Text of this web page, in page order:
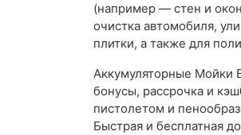
(например — стен и
очистка автомобиля,
плитки, а также для
Аккумуляторные Мойки
бонусы, рассрочка и
пистолетом и
Быстрая и бесплатная